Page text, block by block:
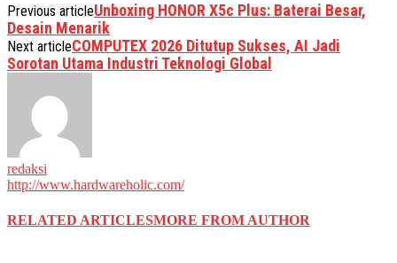
Previous articleUnboxing HONOR X5c Plus: Baterai Besar,
Desain Menarik
Next articleCOMPUTEX 2026 Ditutup Sukses, AI Jadi
Sorotan Utama Industri Teknologi Global
redaksi
http://www.hardwareholic.com/
RELATED ARTICLESMORE FROM AUTHOR